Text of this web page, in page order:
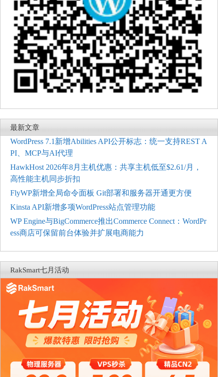
最新文章
WordPress 7.1新增Abilities API公开标志：统一支持REST A
PI、MCP与AI代理
HawkHost 2026年8月主机优惠：共享主机低至$2.61/月，
高性能主机同步折扣
FlyWP新增全局命令面板 Git部署和服务器开通更方便
Kinsta API新增多项WordPress站点管理功能
WP Engine与BigCommerce推出Commerce Connect：WordPr
ess商店可保留前台体验并扩展电商能力
RakSmart七月活动